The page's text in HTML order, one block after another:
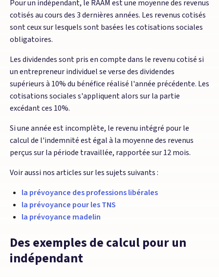
Pour un indépendant, le RAAM est une moyenne des revenus
cotisés au cours des 3 dernières années. Les revenus cotisés
sont ceux sur lesquels sont basées les cotisations sociales
obligatoires.
Les dividendes sont pris en compte dans le revenu cotisé si
un entrepreneur individuel se verse des dividendes
supérieurs à 10% du bénéfice réalisé l'année précédente. Les
cotisations sociales s'appliquent alors sur la partie
excédant ces 10%.
Si une année est incomplète, le revenu intégré pour le
calcul de l'indemnité est égal à la moyenne des revenus
perçus sur la période travaillée, rapportée sur 12 mois.
Voir aussi nos articles sur les sujets suivants :
la prévoyance des professions libérales
la prévoyance pour les TNS
la prévoyance madelin
Des exemples de calcul pour un
indépendant